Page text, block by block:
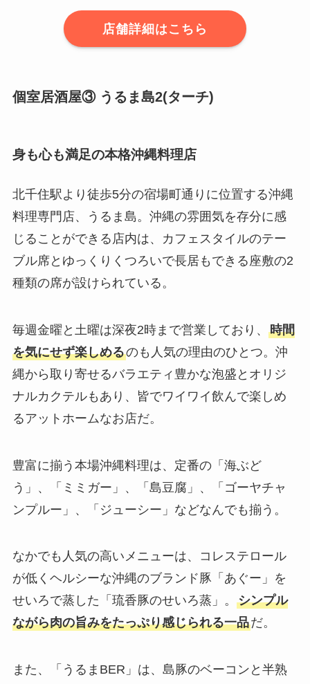
店舗詳細はこちら
個室居酒屋③ うるま島2(ターチ)
身も心も満足の本格沖縄料理店
北千住駅より徒歩5分の宿場町通りに位置する沖縄
料理専門店、うるま島。沖縄の雰囲気を存分に感
じることができる店内は、カフェスタイルのテー
ブル席とゆっくりくつろいで長居もできる座敷の2
種類の席が設けられている。
毎週金曜と土曜は深夜2時まで営業しており、 時間
を気にせず楽しめるのも人気の理由のひとつ。沖
縄から取り寄せるバラエティ豊かな泡盛とオリジ
ナルカクテルもあり、皆でワイワイ飲んで楽しめ
るアットホームなお店だ。
豊富に揃う本場沖縄料理は、定番の「海ぶど
う」、「ミミガー」、「島豆腐」、「ゴーヤチャ
ンプルー」、「ジューシー」などなんでも揃う。
なかでも人気の高いメニューは、コレステロール
が低くヘルシーな沖縄のブランド豚「あぐー」を
せいろで蒸した「琉香豚のせいろ蒸」。 シンプル
ながら肉の旨みをたっぷり感じられる一品だ。
また、「うるまBER」は、島豚のベーコンと半熟